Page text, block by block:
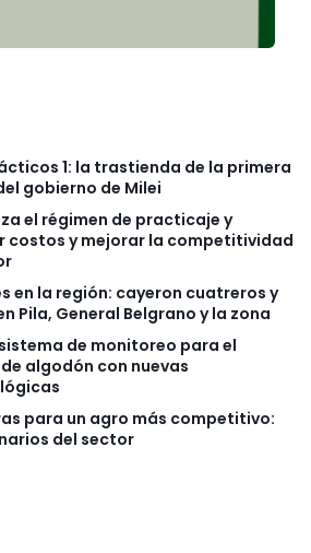
1: la trastienda de la primera
gobierno de Milei
el régimen de practicaje y
costos y mejorar la competitividad
en la región: cayeron cuatreros y
Pila, General Belgrano y la zona
sistema de monitoreo para el
algodón con nuevas
para un agro más competitivo:
del sector